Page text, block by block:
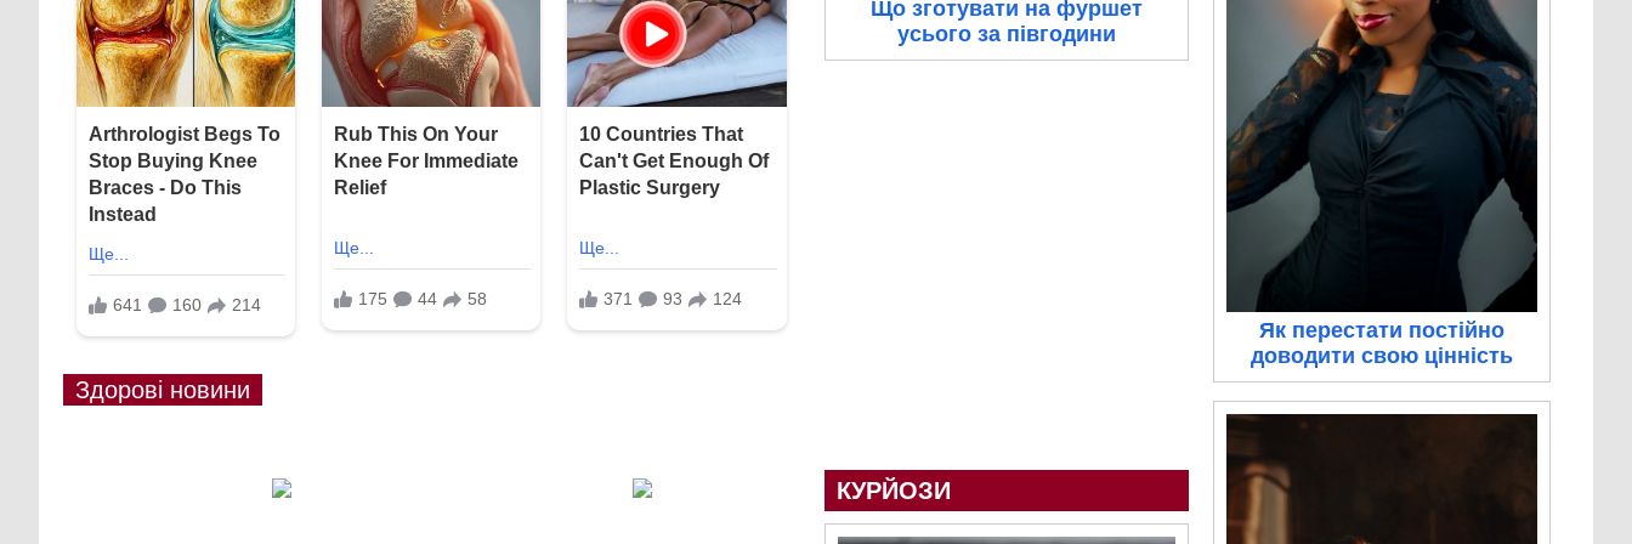
Здорові новини
Що зготувати на фуршет
усього за півгодини
КУРЙОЗИ
Як перестати постійно
доводити свою цінність